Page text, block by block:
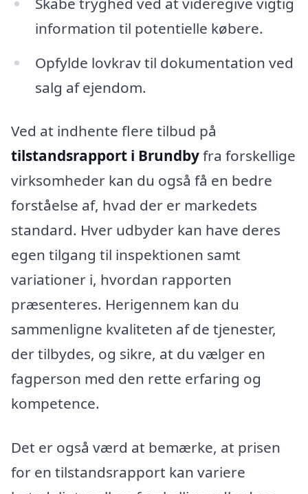
information til potentielle købere.
Opfylde lovkrav til dokumentation ved
salg af ejendom.
Ved at indhente flere tilbud på
tilstandsrapport i Brundbyfra forskellige
virksomheder kan du også få en bedre
forståelse af, hvad der er markedets
standard. Hver udbyder kan have deres
egen tilgang til inspektionen samt
variationer i, hvordan rapporten
præsenteres. Herigennem kan du
sammenligne kvaliteten af de tjenester,
der tilbydes, og sikre, at du vælger en
fagperson med den rette erfaring og
kompetence.
Det er også værd at bemærke, at prisen
for en tilstandsrapport kan variere